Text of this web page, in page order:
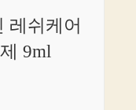
레쉬케어
9ml